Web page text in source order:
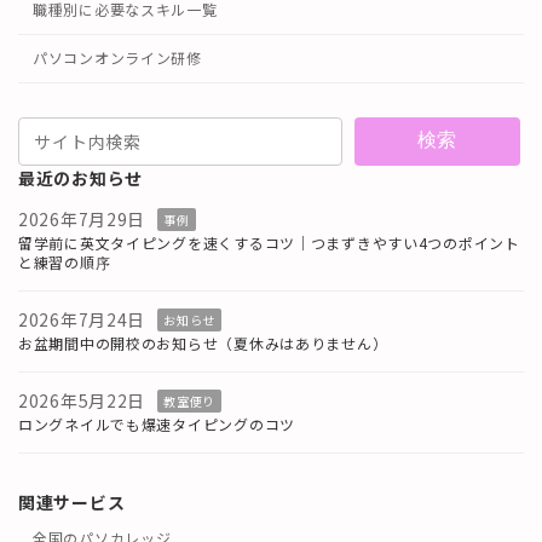
職種別に必要なスキル一覧
パソコンオンライン研修
検索
最近のお知らせ
2026年7月29日
事例
留学前に英文タイピングを速くするコツ｜つまずきやすい4つのポイント
と練習の順序
2026年7月24日 お知らせ
お盆期間中の開校のお知らせ（夏休みはありません）
2026年5月22日 教室便り
ロングネイルでも爆速タイピングのコツ
関連サービス
全国のパソカレッジ